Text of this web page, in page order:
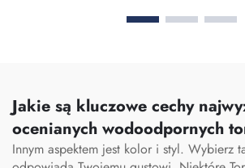
wieloma przegrodami,
dla personelu
medycznego, organizator
torby pielęgniarskiej,
torby pielęgniarskie
Jakie są kluczowe cechy
ocenianych wodoodpornych
Innym aspektem jest kolor i styl. Wybierz